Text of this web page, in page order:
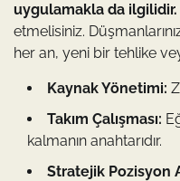
uygulamakla da ilgilidir.
etmelisiniz.
her an, yeni bir tehlike
Kaynak Yönetimi:
Takım Çalışması:
kalmanın anahtarıdır.
Stratejik Pozisyon